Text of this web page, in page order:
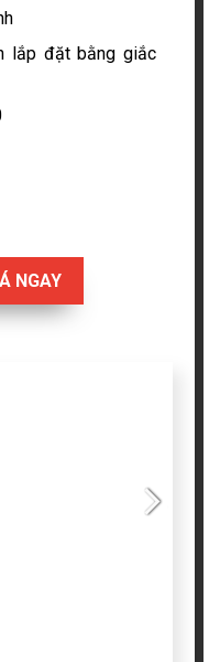
NGAY
lắp đặt bằng giắc